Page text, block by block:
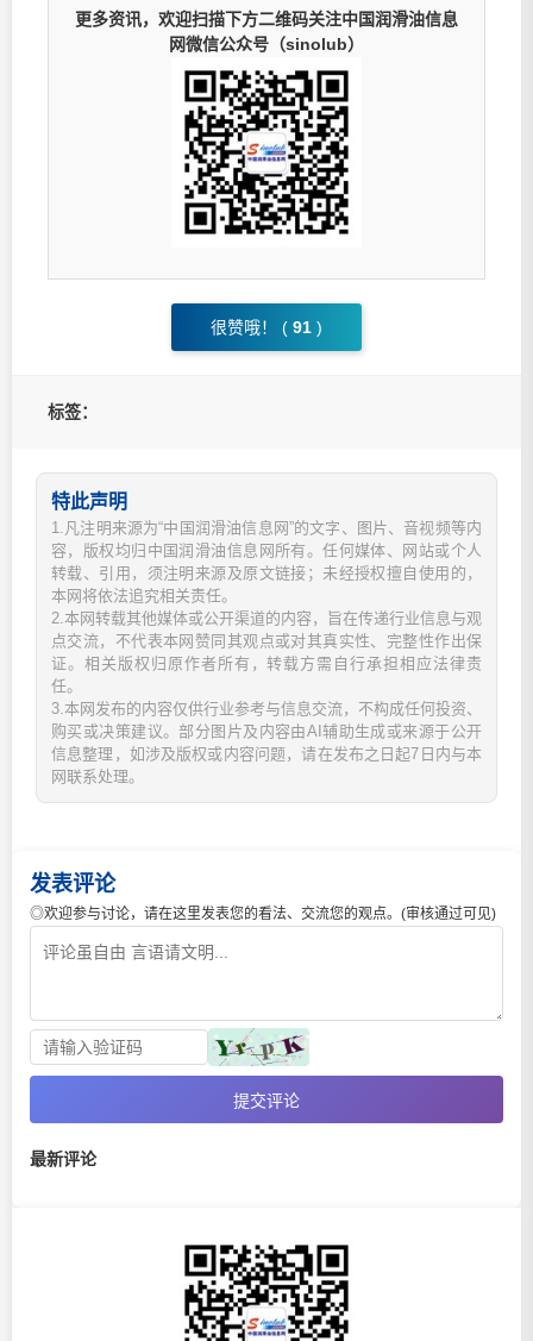
更多资讯，欢迎扫描下方二维码关注中国润滑油信息
网微信公众号（sinolub）
很赞哦！ ( 91 )
标签：
特此声明
1.凡注明来源为“中国润滑油信息网”的文字、图片、音视频等内
容，版权均归中国润滑油信息网所有。任何媒体、网站或个人
转载、引用，须注明来源及原文链接；未经授权擅自使用的，
本网将依法追究相关责任。
2.本网转载其他媒体或公开渠道的内容，旨在传递行业信息与观
点交流，不代表本网赞同其观点或对其真实性、完整性作出保
证。相关版权归原作者所有，转载方需自行承担相应法律责
任。
3.本网发布的内容仅供行业参考与信息交流，不构成任何投资、
购买或决策建议。部分图片及内容由AI辅助生成或来源于公开
信息整理，如涉及版权或内容问题，请在发布之日起7日内与本
网联系处理。
发表评论
◎欢迎参与讨论，请在这里发表您的看法、交流您的观点。(审核通过可见)
提交评论
最新评论